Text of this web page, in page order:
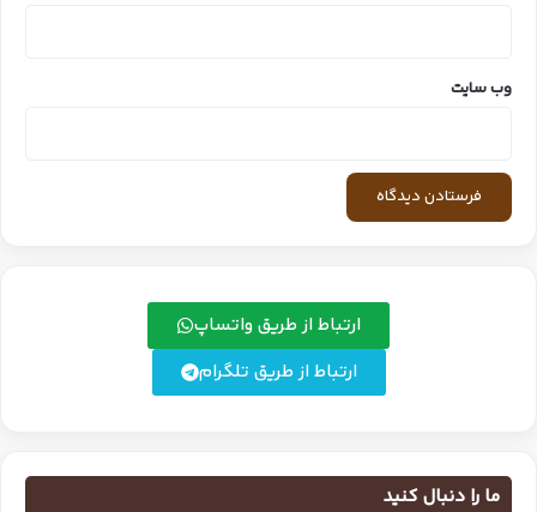
وب‌ سایت
ارتباط از طریق واتساپ
ارتباط از طریق تلگرام
ما را دنبال کنید